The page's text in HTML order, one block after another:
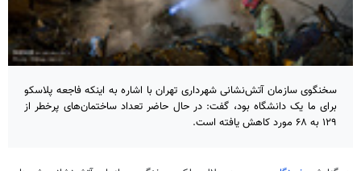
سخنگوی سازمان آتش‌نشانی شهرداری تهران با اشاره به اینکه فاجعه پلاسکو
برای ما یک دانشگاه بود، گفت: در حال حاضر تعداد ساختمان‌های پرخطر از
۱۲۹ به ۶۸ مورد کاهش یافته است.